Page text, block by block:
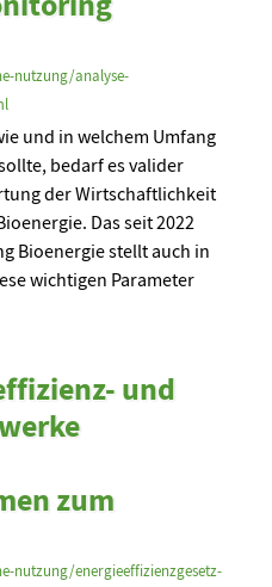
nutzung/analyse-
und in welchem Umfang
bedarf es valider
der Wirtschaftlichkeit
Das seit 2022
Bioenergie stellt auch in
wichtigen Parameter
und
zum
nutzung/energieeffizienzgesetz-